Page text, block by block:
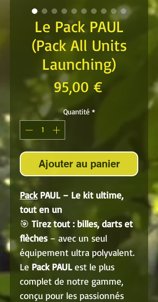
Le Pack PAUL
(Pack All Units
Launching)
95,00 €Prix
Quantité *
Ajouter au panier
PackPAUL – Le kit ultime,
tout en un
🎯 Tirez tout : billes, darts et
flèches– avec un seul
équipement ultra polyvalent.
Le Pack PAULest le plus
complet de notre gamme,
conçu pour les passionnés